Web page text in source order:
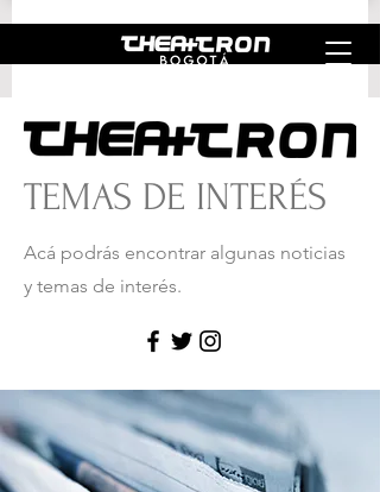
TEMAS DE INTERÉS
Acá podrás encontrar algunas noticias
y temas de interés.